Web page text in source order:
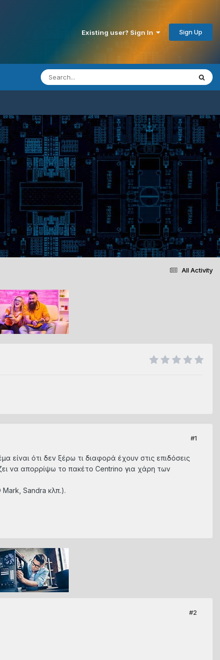
Existing user? Sign In Sign Up
All Activity
#1
ότι δεν ξέρω τι διαφορά έχουν στις επιδόσεις
να απορρίψω το πακέτο Centrino για χάρη των
Sandra κλπ.).
#2